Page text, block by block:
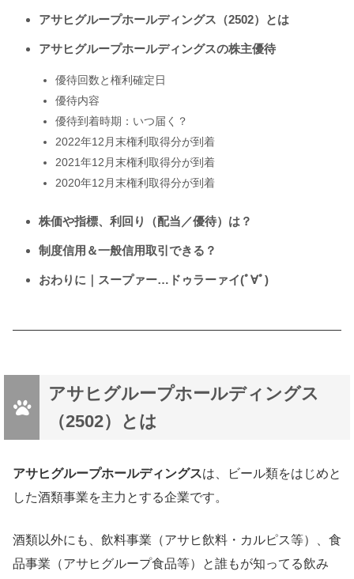
アサヒグループホールディングス（2502）とは
アサヒグループホールディングスの株主優待
優待回数と権利確定日
優待内容
優待到着時期：いつ届く？
2022年12月末権利取得分が到着
2021年12月末権利取得分が到着
2020年12月末権利取得分が到着
株価や指標、利回り（配当／優待）は？
制度信用＆一般信用取引できる？
おわりに｜スープァー…ドゥラーァイ(ﾟ∀ﾟ)
アサヒグループホールディングス
（2502）とは
アサヒグループホールディングスは、ビール類をはじめと
した酒類事業を主力とする企業です。
酒類以外にも、飲料事業（アサヒ飲料・カルピス等）、食
品事業（アサヒグループ食品等）と誰もが知ってる飲み